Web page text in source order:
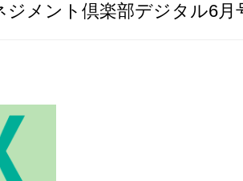
ジメント倶楽部デジタル6月